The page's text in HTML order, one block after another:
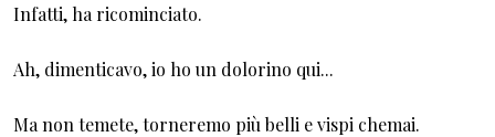
Infatti, ha ricominciato.
Ah, dimenticavo, io ho un dolorino qui...
Ma non temete, torneremo più belli e vispi chemai.